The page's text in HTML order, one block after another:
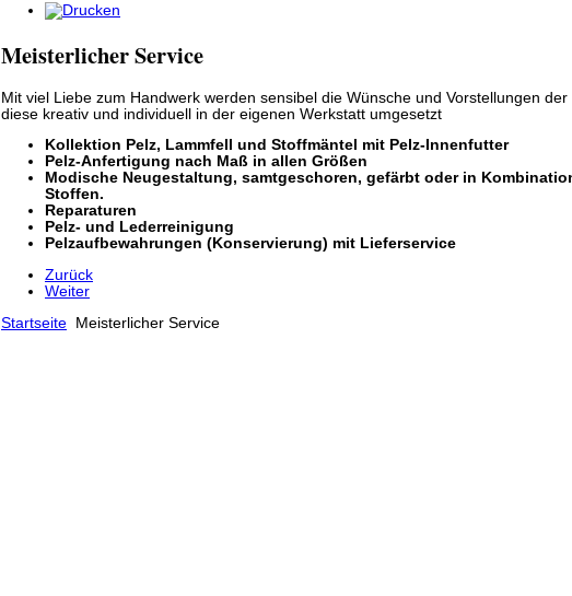
Meisterlicher Service
Mit viel Liebe zum Handwerk werden sensibel die Wünsche und Vorstellungen
diese kreativ und individuell in der eigenen Werkstatt umgesetzt
Kollektion Pelz, Lammfell und Stoffmäntel mit Pelz-Innenfutter
Pelz-Anfertigung nach Maß in allen Größen
Modische Neugestaltung, samtgeschoren, gefärbt oder in
Stoffen.
Reparaturen
Pelz- und Lederreinigung
Pelzaufbewahrungen (Konservierung) mit Lieferservice
Zurück
Weiter
Startseite Meisterlicher Service